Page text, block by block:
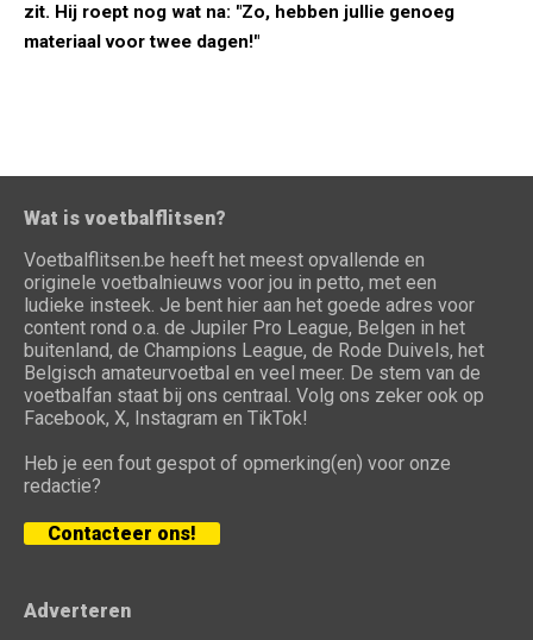
zit. Hij roept nog wat na: "Zo, hebben jullie genoeg
materiaal voor twee dagen!"
Wat is voetbalflitsen?
Voetbalflitsen.be heeft het meest opvallende en
originele voetbalnieuws voor jou in petto, met een
ludieke insteek. Je bent hier aan het goede adres voor
content rond o.a. de Jupiler Pro League, Belgen in het
buitenland, de Champions League, de Rode Duivels, het
Belgisch amateurvoetbal en veel meer. De stem van de
voetbalfan staat bij ons centraal. Volg ons zeker ook op
Facebook, X, Instagram en TikTok!
Heb je een fout gespot of opmerking(en) voor onze
redactie?
Contacteer ons!
Adverteren